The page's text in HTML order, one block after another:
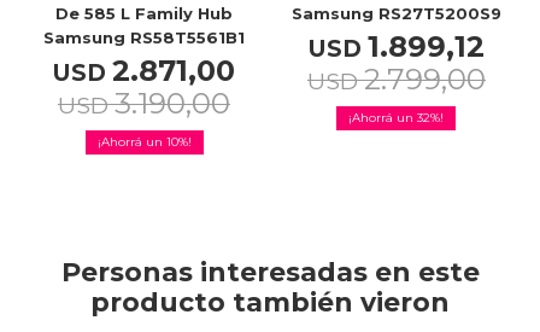
De 585 L Family Hub
Samsung RS58T5561B1
USD 2.871,00
USD 3.190,00
10
Samsung RS27T5200S9
USD 1.899,12
USD 2.799,00
32
Personas interesadas en este
producto también vieron